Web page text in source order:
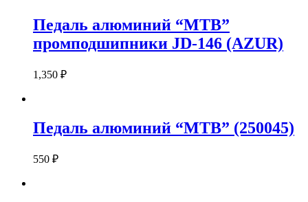
Педаль алюминий “MTB”
промподшипники JD-146 (AZUR)
1,350 ₽
Педаль алюминий “MTB” (250045)
550 ₽